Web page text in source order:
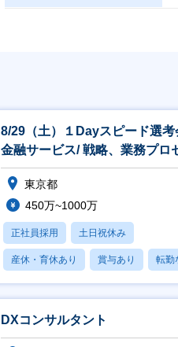
8/29（土）１Dayスピード選考
金融サービス/ 戦略、業務プロ
ス、ITコンサルティング
東京都
450万~1000万
正社員採用 土日祝休み
産休・育休あり 賞与あり 転勤
DXコンサルタント